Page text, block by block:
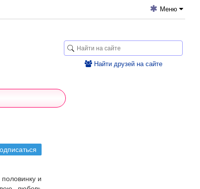
Меню
Найти друзей на сайте
и